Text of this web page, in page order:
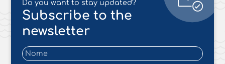
Do you want to stay updated?
Subscribe to the
newsletter